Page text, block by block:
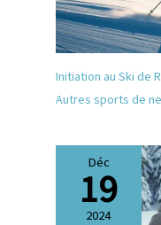
Initiation au Ski de
Autres sports de
Déc
19
2024